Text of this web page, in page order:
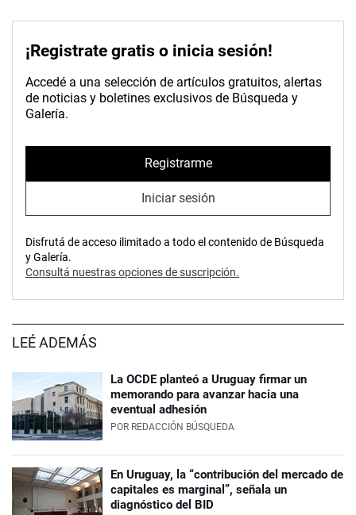
¡Registrate gratis o inicia sesión!
Accedé a una selección de artículos gratuitos, alertas
de noticias y boletines exclusivos de Búsqueda y
Galería.
Registrarme
Iniciar sesión
Disfrutá de acceso ilimitado a todo el contenido de Búsqueda
y Galería.
Consultá nuestras opciones de suscripción.
LEÉ ADEMÁS
La OCDE planteó a Uruguay firmar un
memorando para avanzar hacia una
eventual adhesión
POR REDACCIÓN BÚSQUEDA
En Uruguay, la “contribución del mercado de
capitales es marginal”, señala un
diagnóstico del BID